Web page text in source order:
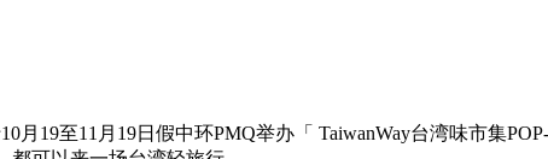
月19至11月19日假中环PMQ举办「 TaiwanWay台湾味市集